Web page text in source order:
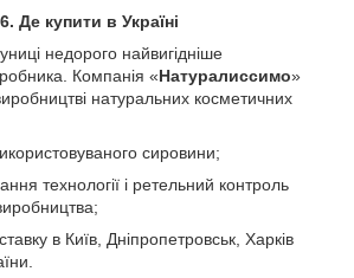
6. Де купити в Україні
недорого найвигідніше
Компанія «Натуралиссимо»
натуральних косметичних
сировини;
технології і ретельний контроль
в Київ, Дніпропетровськ, Харків